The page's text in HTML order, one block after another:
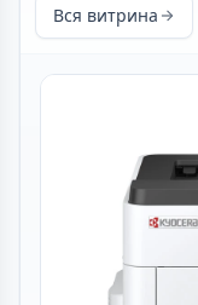
Вся витрина